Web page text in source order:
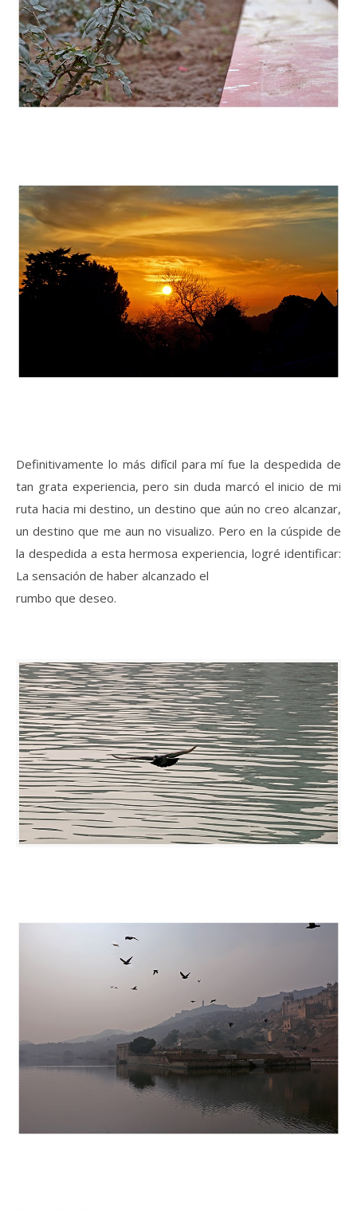
Definitivamente lo más difícil para mí fue la despedida de
tan grata experiencia, pero sin duda marcó el inicio de mi
ruta hacia mi destino, un destino que aún no creo alcanzar,
un destino que me aun no visualizo. Pero en la cúspide de
la despedida a esta hermosa experiencia, logré identificar:
La sensación de haber alcanzado el
rumbo que deseo.